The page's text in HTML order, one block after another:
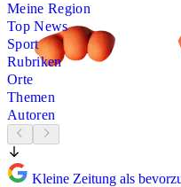
Meine Region
Top News
Sport
Rubriken
Orte
Themen
Autoren
Kleine Zeitung als